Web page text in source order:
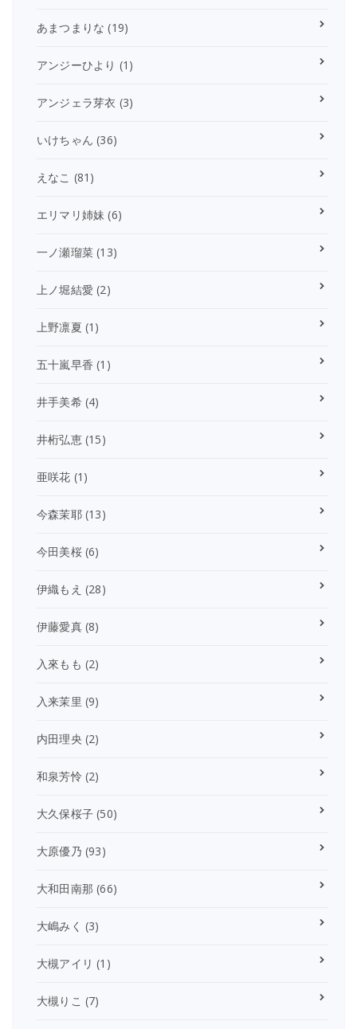
あまつまりな (19)
アンジーひより (1)
アンジェラ芽衣 (3)
いけちゃん (36)
えなこ (81)
エリマリ姉妹 (6)
一ノ瀬瑠菜 (13)
上ノ堀結愛 (2)
上野凛夏 (1)
五十嵐早香 (1)
井手美希(4)
井桁弘恵(15)
亜咲花 (1)
今森茉耶(13)
今田美桜(6)
伊織もえ (28)
伊藤愛真(8)
入來もも (2)
入来茉里 (9)
内田理央 (2)
和泉芳怜 (2)
大久保桜子 (50)
大原優乃 (93)
大和田南那 (66)
大嶋みく (3)
大槻アイリ (1)
大槻りこ (7)